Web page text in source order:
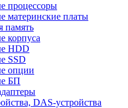
процессоры
материнские платы
память
корпуса
HDD
SSD
опции
БП
DAS-устройства